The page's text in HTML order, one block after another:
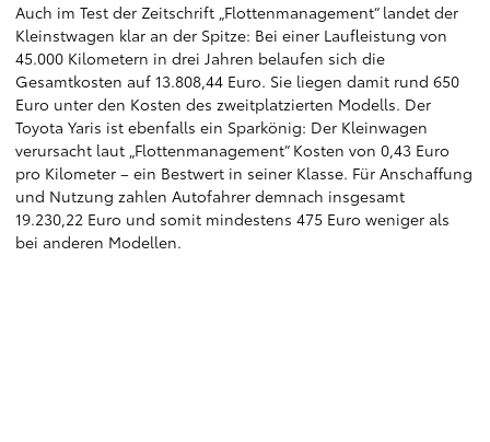
Auch im Test der Zeitschrift „Flottenmanagement“ landet der
Kleinstwagen klar an der Spitze: Bei einer Laufleistung von
45.000 Kilometern in drei Jahren belaufen sich die
Gesamtkosten auf 13.808,44 Euro. Sie liegen damit rund 650
Euro unter den Kosten des zweitplatzierten Modells. Der
Toyota Yaris ist ebenfalls ein Sparkönig: Der Kleinwagen
verursacht laut „Flottenmanagement“ Kosten von 0,43 Euro
pro Kilometer – ein Bestwert in seiner Klasse. Für Anschaffung
und Nutzung zahlen Autofahrer demnach insgesamt
19.230,22 Euro und somit mindestens 475 Euro weniger als
bei anderen Modellen.